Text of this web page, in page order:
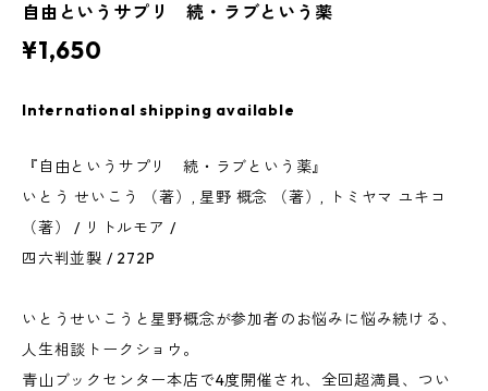
自由というサプリ 続・ラブという薬
¥1,650
International shipping available
『自由というサプリ 続・ラブという薬』
いとう せいこう （著）, 星野 概念 （著）, トミヤマ ユキコ
（著） / リトルモア /
四六判並製 / 272P
いとうせいこうと星野概念が参加者のお悩みに悩み続ける、
人生相談トークショウ。
青山ブックセンター本店で4度開催され、全回超満員、つい